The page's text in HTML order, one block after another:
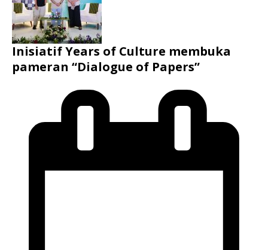
Inisiatif Years of Culture membuka
pameran “Dialogue of Papers”